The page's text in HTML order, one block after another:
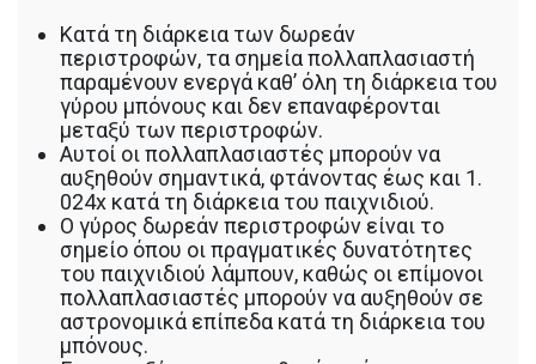
Κατά τη διάρκεια των δωρεάν
περιστροφών, τα σημεία πολλαπλασιαστή
παραμένουν ενεργά καθ’ όλη τη διάρκεια του
γύρου μπόνους και δεν επαναφέρονται
μεταξύ των περιστροφών.
Αυτοί οι πολλαπλασιαστές μπορούν να
αυξηθούν σημαντικά, φτάνοντας έως και 1.
024x κατά τη διάρκεια του παιχνιδιού.
Ο γύρος δωρεάν περιστροφών είναι το
σημείο όπου οι πραγματικές δυνατότητες
του παιχνιδιού λάμπουν, καθώς οι επίμονοι
πολλαπλασιαστές μπορούν να αυξηθούν σε
αστρονομικά επίπεδα κατά τη διάρκεια του
μπόνους.